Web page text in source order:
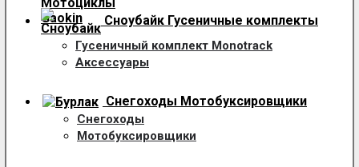
Сноубайк Гусеничные комплекты
Гусеничный комплект Monotrack
Аксессуары
Снегоходы Мотобуксировщики
Снегоходы
Мотобуксировщики